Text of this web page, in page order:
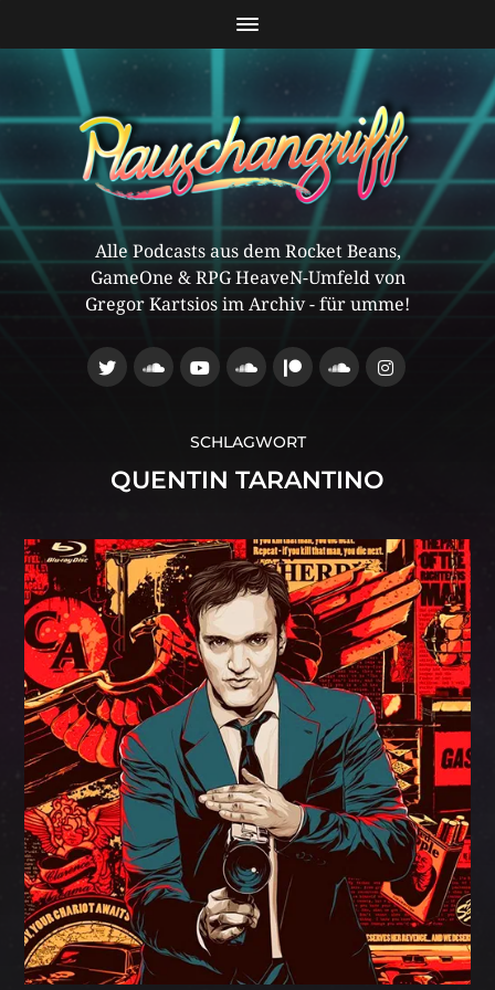
Alle Podcasts aus dem Rocket Beans,
GameOne & RPG HeaveN-Umfeld von
Gregor Kartsios im Archiv - für umme!
SCHLAGWORT
QUENTIN TARANTINO